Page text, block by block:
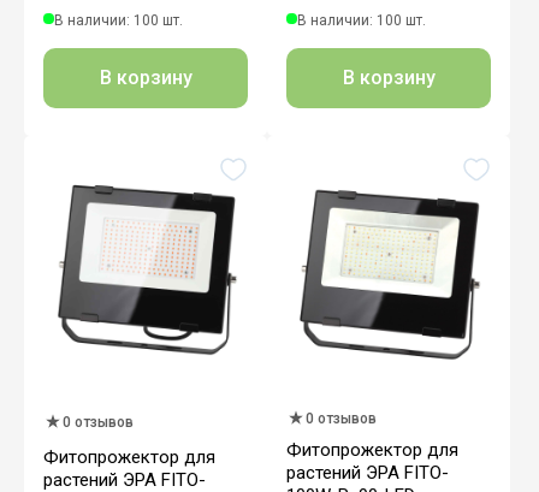
В наличии: 100 шт.
В корзину
В наличии: 100 шт.
В корзину
0 отзывов
Фитопрожектор для
растений ЭРА FITO-
0 отзывов
Фитопрожектор для
растений ЭРА FITO-